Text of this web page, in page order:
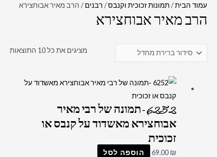
עמוד הבית/תמונות זכוכית וקנבס/ רבנים/ הרב מאיר אבוחצירא
הרב מאיר אבוחצירא
מציגים את כל ⁦10⁩ התוצאות
6252 -תמונה של רבי מאיר
אבוחצירא מאשדוד על קנבס או
זכוכית
69.00 ₪ הוספה לסל